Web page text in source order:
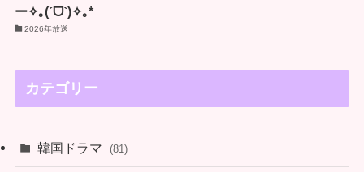
ー✧｡(ˊᗜˋ)✧｡*
2026年放送
カテゴリー
韓国ドラマ (81)